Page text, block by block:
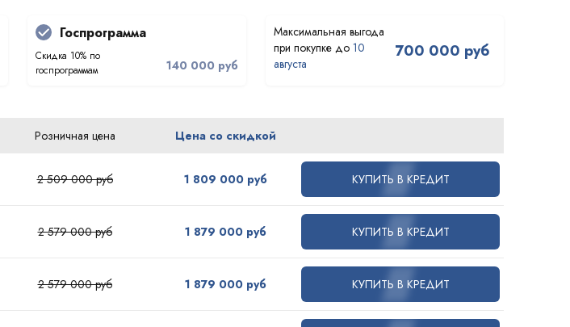
Госпрограмма
Скидка 10% по
госпрограммам
140 000 руб
10
августа
700 000 руб
Розничная цена Цена со скидкой
2 509 000 руб 1 809 000 руб КУПИТЬ В КРЕДИТ
2 579 000 руб 1 879 000 руб КУПИТЬ В КРЕДИТ
2 579 000 руб 1 879 000 руб КУПИТЬ В КРЕДИТ